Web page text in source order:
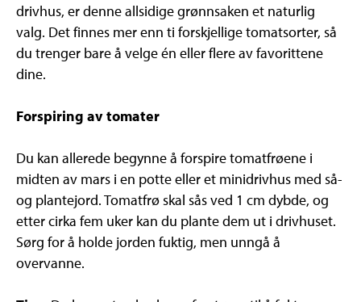
drivhus, er denne allsidige grønnsaken et naturlig
valg. Det finnes mer enn ti forskjellige tomatsorter, så
du trenger bare å velge én eller flere av favorittene
dine.
Forspiring av tomater
Du kan allerede begynne å forspire tomatfrøene i
midten av mars i en potte eller et minidrivhus med så-
og plantejord. Tomatfrø skal sås ved 1 cm dybde, og
etter cirka fem uker kan du plante dem ut i drivhuset.
Sørg for å holde jorden fuktig, men unngå å
overvanne.